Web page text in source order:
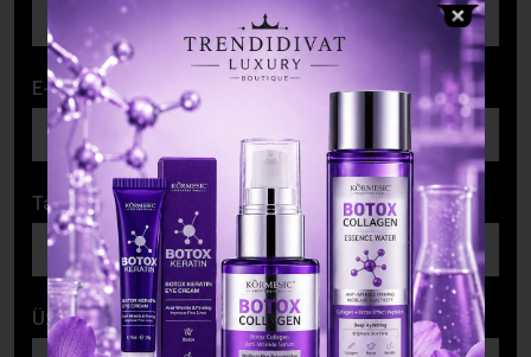
E-mail cím
Tárgy
Üzenet